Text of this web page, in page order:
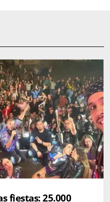
fiestas: 25.000